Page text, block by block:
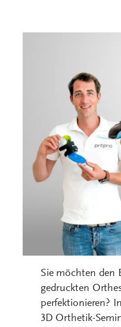
Sie möchten den
gedruckten
perfektionieren?
3D Orthetik-